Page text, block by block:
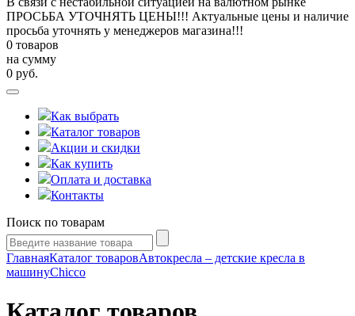
ПРОСЬБА УТОЧНЯТЬ ЦЕНЫ!!! Актуальные цены и наличие
просьба уточнять у менеджеров магазина!!!
0 товаров
на сумму
0 руб.
Как выбрать
Каталог товаров
Акции и скидки
Как купить
Оплата и доставка
Контакты
Поиск по товарам
ГлавнаяКаталог товаровАвтокресла – детские кресла в
машинуChicco